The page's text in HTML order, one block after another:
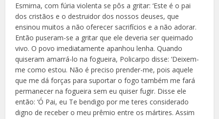
Esmirna, com fúria violenta se pôs a gritar: ‘Este é o pai
dos cristãos e o destruidor dos nossos deuses, que
ensinou muitos a não oferecer sacrifícios e a não adorar.
Então puseram-se a gritar que ele deveria ser queimado
vivo. O povo imediatamente apanhou lenha. Quando
quiseram amarrá-lo na fogueira, Policarpo disse: ‘Deixem-
me como estou. Não é preciso prender-me, pois aquele
que me dá forças para suportar o fogo também me fará
permanecer na fogueira sem eu quiser fugir. Disse ele
então: ‘Ó Pai, eu Te bendigo por me teres considerado
digno de receber o meu prêmio entre os mártires. Assim